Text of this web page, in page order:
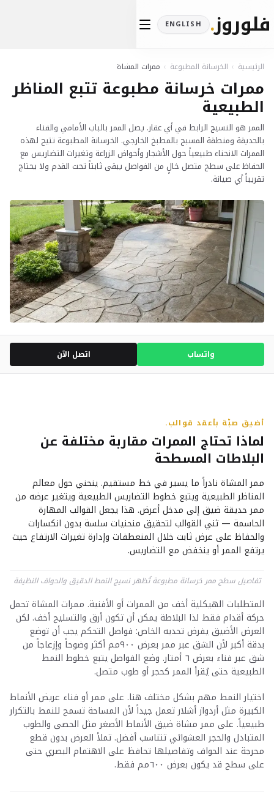
فلوروز.
ENGLISH
الرئيسية › الخرسانة المطبوعة › ممرات المشاة
ممرات خرسانة مطبوعة تتبع المناظر
الطبيعية
الممر هو النسيج الرابط في أي عقار. يصل الممر بالباب الأمامي والفناء
بالحديقة ومنطقة المسبح بالمطبخ الخارجي. الخرسانة المطبوعة تتيح لهذه
الممرات الانحناء طبيعياً حول الأشجار وأحواض الزراعة وتغيرات التضاريس مع
الحفاظ على سطح متصل خالٍ من الفواصل يبقى ثابتاً تحت القدم ولا يحتاج
تقريباً أي صيانة.
واتساب اتصل الآن
أضيق صبّة بأعقد قوالب.
لماذا تحتاج الممرات مقاربة مختلفة عن
البلاطات المسطحة
ممر المشاة نادراً ما يسير في خط مستقيم. ينحني حول معالم
المناظر الطبيعية ويتبع خطوط التضاريس الطبيعية ويتغير عرضه من
ممر حديقة ضيق إلى مدخل أعرض. هذا يجعل القوالب المهارة
الحاسمة — ثني القوالب لتحقيق منحنيات سلسة بدون انكسارات
والحفاظ على عرض ثابت خلال المنعطفات وإدارة تغيرات الارتفاع حيث
يرتفع الممر أو ينخفض مع التضاريس.
تفاصيل سطح ممر خرسانة مطبوعة تُظهر نسيج النمط الدقيق والحواف النظيفة
المتطلبات الهيكلية أخف من الممرات أو الأفنية. ممرات المشاة تحمل
حركة أقدام فقط لذا البلاطة يمكن أن تكون أرق والتسليح أخف. لكن
العرض الأضيق يفرض تحديه الخاص: فواصل التحكم يجب أن توضع
بدقة أكبر لأن الشق عبر ممر بعرض ٩٠٠مم أكثر وضوحاً وإزعاجاً من
شق عبر فناء بعرض ٦ أمتار. وضع الفواصل يتبع خطوط النمط
الطبيعية حتى يُقرأ الممر كحجر أو طوب متصل.
اختيار النمط مهم بشكل مختلف هنا. على ممر أو فناء عريض الأنماط
الكبيرة مثل أردواز أشلار تعمل جيداً لأن المساحة تسمح للنمط بالتكرار
طبيعياً. على ممر مشاة ضيق الأنماط الأصغر مثل الحصى والطوب
المتبادل والحجر العشوائي تتناسب أفضل. تملأ العرض بدون قطع
محرجة عند الحواف وتفاصيلها تحافظ على الاهتمام البصري حتى
على سطح قد يكون بعرض ٦٠٠مم فقط.